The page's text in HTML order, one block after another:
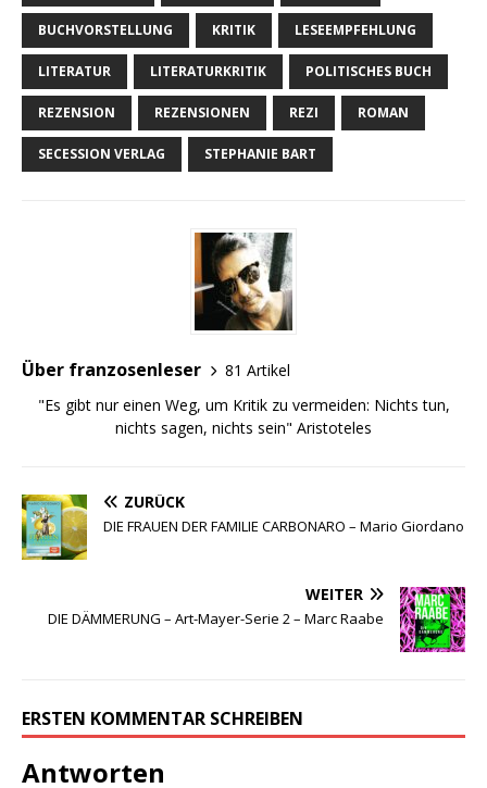
BUCHVORSTELLUNG KRITIK LESEEMPFEHLUNG
LITERATUR LITERATURKRITIK POLITISCHES BUCH
REZENSION REZENSIONEN REZI ROMAN
SECESSION VERLAG STEPHANIE BART
Über franzosenleser
81 Artikel
"Es gibt nur einen Weg, um Kritik zu vermeiden: Nichts tun,
nichts sagen, nichts sein" Aristoteles
ZURÜCK
DIE FRAUEN DER FAMILIE CARBONARO – Mario Giordano
WEITER
DIE DÄMMERUNG – Art-Mayer-Serie 2 – Marc Raabe
ERSTEN KOMMENTAR SCHREIBEN
Antworten